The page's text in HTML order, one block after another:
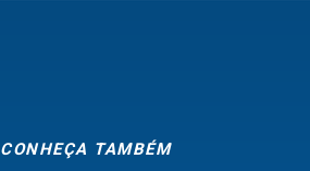
CONHEÇA TAMBÉM